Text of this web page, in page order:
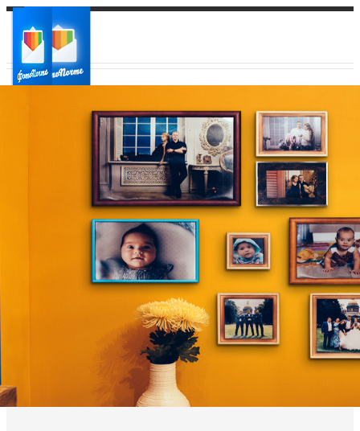
Ваш регион доставки
Выберите из списка: